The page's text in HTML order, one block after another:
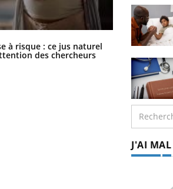
à risque : ce jus naturel
des chercheurs
Comment
J'AI MAL